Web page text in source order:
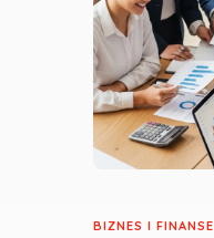
BIZNES I FINANSE